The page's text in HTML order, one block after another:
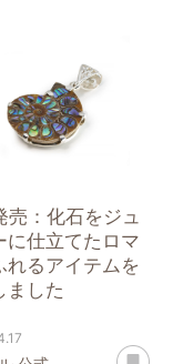
売：化石をジュ
に仕立てたロマ
れるアイテムを
ました